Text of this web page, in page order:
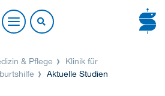
& Pflege
Klinik für
Aktuelle Studien